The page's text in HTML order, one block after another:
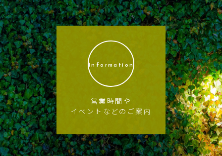
Information
営業時間や
イベントなどのご案内